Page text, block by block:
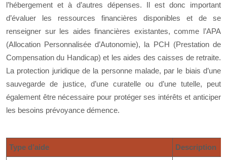
l’hébergement et à d’autres dépenses. Il est donc important
d’évaluer les ressources financières disponibles et de se
renseigner sur les aides financières existantes, comme l’APA
(Allocation Personnalisée d’Autonomie), la PCH (Prestation de
Compensation du Handicap) et les aides des caisses de retraite.
La protection juridique de la personne malade, par le biais d’une
sauvegarde de justice, d’une curatelle ou d’une tutelle, peut
également être nécessaire pour protéger ses intérêts et anticiper
les besoins prévoyance démence.
Type d’aide Description